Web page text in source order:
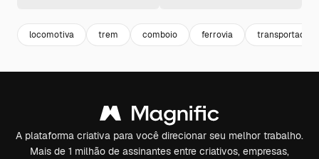
locomotiva trem comboio ferrovia transportadora
A plataforma criativa para você direcionar seu melhor trabalho.
Mais de 1 milhão de assinantes entre criativos, empresas,